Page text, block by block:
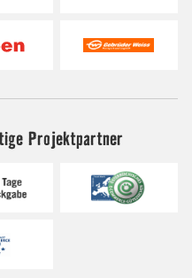
Projektpartner